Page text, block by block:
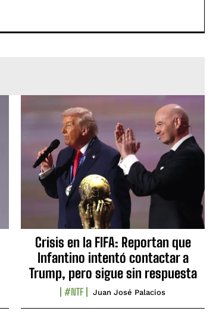
Crisis en la FIFA: Reportan que
Infantino intentó contactar a
Trump, pero sigue sin respuesta
#NTF Juan José Palacios